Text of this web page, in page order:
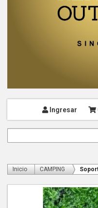
Ingresar
Inicio CAMPING